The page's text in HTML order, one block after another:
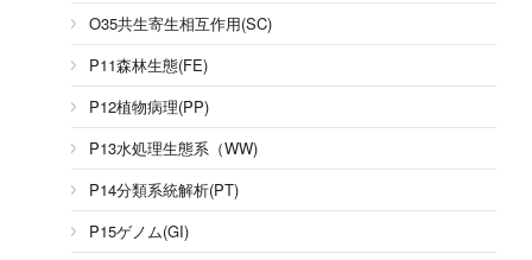
O35共生寄生相互作用(SC)
P11森林生態(FE)
P12植物病理(PP)
P13水処理生態系（WW)
P14分類系統解析(PT)
P15ゲノム(GI)